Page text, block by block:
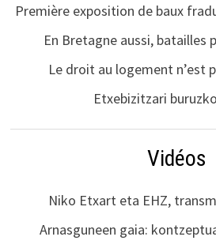
Première exposition de baux
En Bretagne aussi, batailles
Le droit au logement n’est
Etxebizitzari
Vidéos
Niko Etxart eta EHZ,
Arnasguneen gaia: